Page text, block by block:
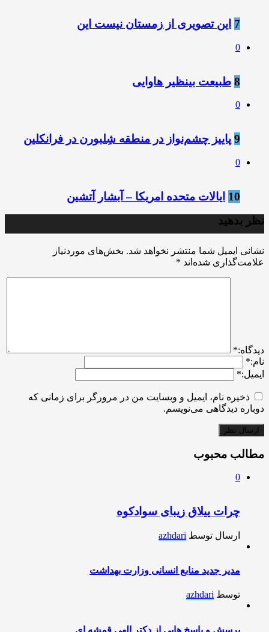
7 این تصویری از زمستان نیست این
0
8 طبیعت بینظیر هاوایی
0
9 پاییز چشم‌نواز در منطقه شِلبورن در فرانکلین
0
10 ایالات متحده امریکا – آبشار آتشین
نظر بدهید
نشانی ایمیل شما منتشر نخواهد شد. بخش‌های موردنیاز
علامت‌گذاری شده‌اند *
ديدگاه:*
نام:*
ایمیل:*
ذخیره نام، ایمیل و وبسایت من در مرورگر برای زمانی که
دوباره دیدگاهی می‌نویسم.
مطالب محبوب
0
چرات ییلاق زیبای سوادکوه
ارسال توسط azhdari
مدیر جدید منابع انسانی وزارت بهداشت
توسط azhdari
پرسش و پاسخ هایی از دکتر الهی قمشه ای